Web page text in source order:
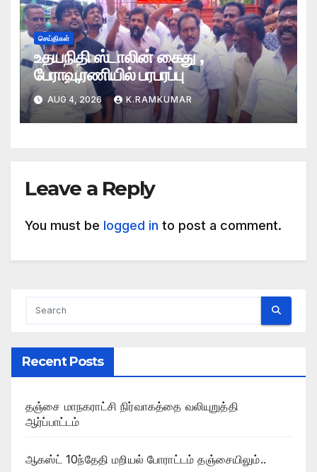
செய்திகள்
உதயநிதி ஸ்டாலின் கைது ,
பேராவூரணியில் பரபரப்பு
AUG 4, 2026 K.RAMKUMAR
Leave a Reply
You must be logged in to post a comment.
Recent Posts
தஞ்சை மாநகராட்சி நிர்வாகத்தை வலியுறுத்தி
ஆர்ப்பாட்டம்
ஆகஸ்ட் 10ந்தேதி மறியல் போராட்டம் தஞ்சையிலும்..